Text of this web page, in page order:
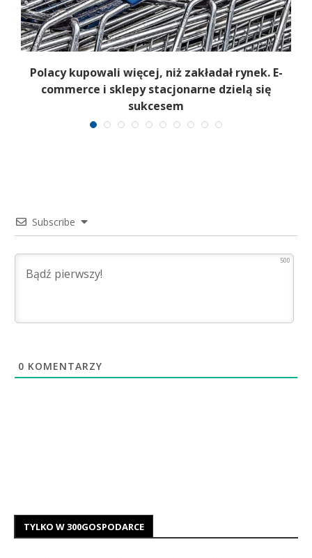
Polacy kupowali więcej, niż zakładał rynek. E-
commerce i sklepy stacjonarne dzielą się
sukcesem
Subscribe
500
0 KOMENTARZY
TYLKO W 300GOSPODARCE